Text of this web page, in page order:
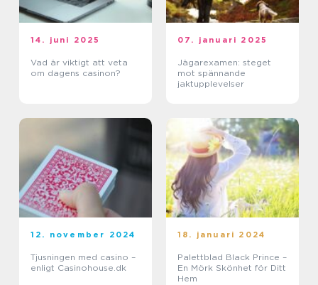
14. juni 2025
Vad är viktigt att veta
om dagens casinon?
07. januari 2025
Jägarexamen: steget
mot spännande
jaktupplevelser
12. november 2024
Tjusningen med casino –
enligt Casinohouse.dk
18. januari 2024
Palettblad Black Prince –
En Mörk Skönhet för Ditt
Hem